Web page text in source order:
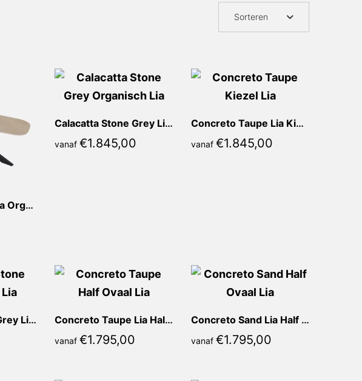
Sorteren
Concreto Sand Lia Organisch
Calacatta Stone Grey Lia Organisch
vanaf €1.845,00
Concreto Taupe Lia Kiezel
vanaf €1.845,00
Calacatta Stone Grey Lia Kiezel Concreto Taupe Lia Half ovaal
vanaf €1.795,00
Concreto Sand Lia Half ovaal
vanaf €1.795,00